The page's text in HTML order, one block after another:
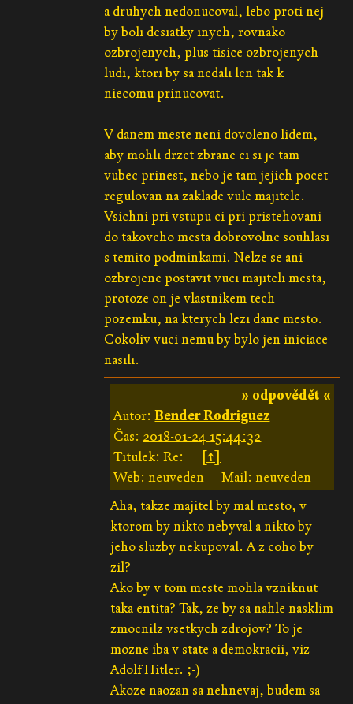
a druhych nedonucoval, lebo proti nej
by boli desiatky inych, rovnako
ozbrojenych, plus tisice ozbrojenych
ludi, ktori by sa nedali len tak k
niecomu prinucovat.
V danem meste neni dovoleno lidem,
aby mohli drzet zbrane ci si je tam
vubec prinest, nebo je tam jejich pocet
regulovan na zaklade vule majitele.
Vsichni pri vstupu ci pri pristehovani
do takoveho mesta dobrovolne souhlasi
s temito podminkami. Nelze se ani
ozbrojene postavit vuci majiteli mesta,
protoze on je vlastnikem tech
pozemku, na kterych lezi dane mesto.
Cokoliv vuci nemu by bylo jen iniciace
nasili.
» odpovědět «
Autor:Bender Rodriguez
Čas: 2018-01-24 15:44:32
Titulek: Re:
[↑]
Web: neuveden
Mail: neuveden
Aha, takze majitel by mal mesto, v
ktorom by nikto nebyval a nikto by
jeho sluzby nekupoval. A z coho by
zil?
Ako by v tom meste mohla vzniknut
taka entita? Tak, ze by sa nahle nasklim
zmocnilz vsetkych zdrojov? To je
mozne iba v state a demokracii, viz
Adolf Hitler. ;-)
Akoze naozan sa nehnevaj, budem sa